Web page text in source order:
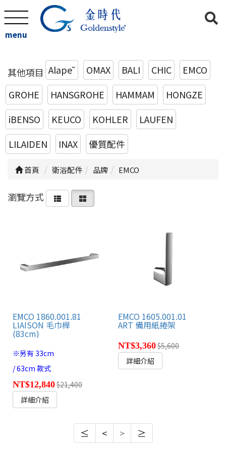
menu
其他項目 Alape˘ OMAX BALI CHIC
EMCO
GROHE
HANSGROHE HAMMAM
HONGZE
iBENSO
KEUCO KOHLER
LAUFEN
LILAIDEN
INAX 優質配件
首頁 衛浴配件 品牌 EMCO
瀏覽方式
EMCO 1860.001.81
LIAISON 毛巾桿
(83cm)
※另有 33cm
/ 63cm 款式
NT$12,840$21,400
詳細介紹
EMCO 1605.001.01
ART 備用紙捲架
NT$3,360$5,600
詳細介紹
≤ < > ≥